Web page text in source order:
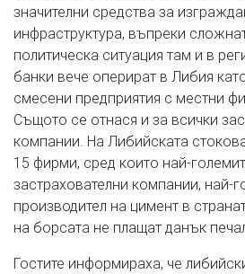
значителни средства за
инфраструктура, въпреки
политическа ситуация там и в
банки вече оперират в Либия
смесени предприятия с местни
Същото се отнася и за всички
компании. На Либийската
15 фирми, сред които най-
застрахователни компании, най-
производител на цимент в
на борсата не плащат данък
Гостите информираха, че